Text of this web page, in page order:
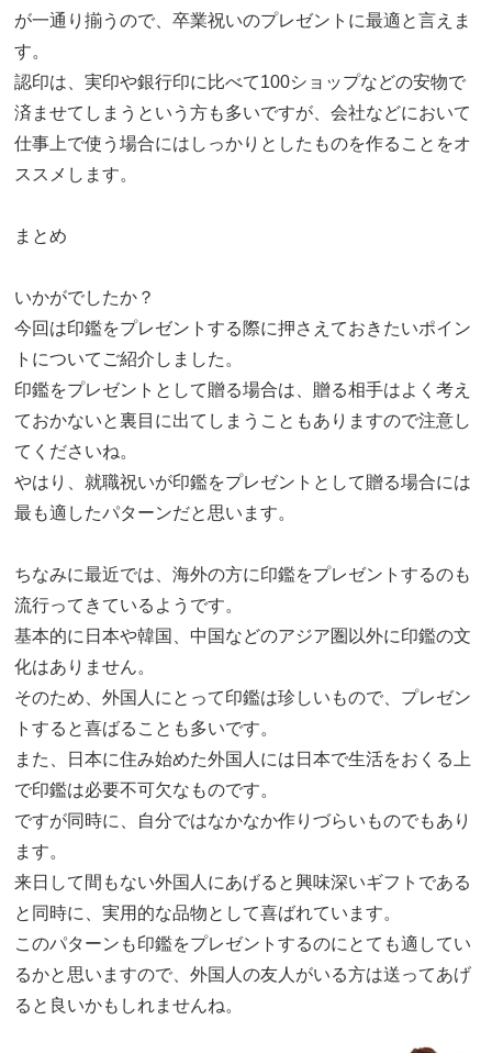
が一通り揃うので、卒業祝いのプレゼントに最適と言えま
す。
認印は、実印や銀行印に比べて100ショップなどの安物で
済ませてしまうという方も多いですが、会社などにおいて
仕事上で使う場合にはしっかりとしたものを作ることをオ
ススメします。
まとめ
いかがでしたか？
今回は印鑑をプレゼントする際に押さえておきたいポイン
トについてご紹介しました。
印鑑をプレゼントとして贈る場合は、贈る相手はよく考え
ておかないと裏目に出てしまうこともありますので注意し
てくださいね。
やはり、就職祝いが印鑑をプレゼントとして贈る場合には
最も適したパターンだと思います。
ちなみに最近では、海外の方に印鑑をプレゼントするのも
流行ってきているようです。
基本的に日本や韓国、中国などのアジア圏以外に印鑑の文
化はありません。
そのため、外国人にとって印鑑は珍しいもので、プレゼン
トすると喜ばることも多いです。
また、日本に住み始めた外国人には日本で生活をおくる上
で印鑑は必要不可欠なものです。
ですが同時に、自分ではなかなか作りづらいものでもあり
ます。
来日して間もない外国人にあげると興味深いギフトである
と同時に、実用的な品物として喜ばれています。
このパターンも印鑑をプレゼントするのにとても適してい
るかと思いますので、外国人の友人がいる方は送ってあげ
ると良いかもしれませんね。